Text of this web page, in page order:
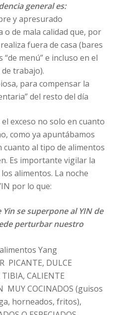
general es:
y apresurado
o de mala calidad que, por
fuera de casa (bares
menú” e incluso en el
trabajo).
para compensar la
del resto del día
exceso no solo en cuanto
como ya apuntábamos
cuanto al tipo de alimentos
Es importante vigilar la
alimentos. La noche
por lo que:
Yin se superpone al YIN de
perturbar nuestro
Yang
PICANTE, DULCE
CALIENTE
MUY COCINADOS (guisos
horneados, fritos),